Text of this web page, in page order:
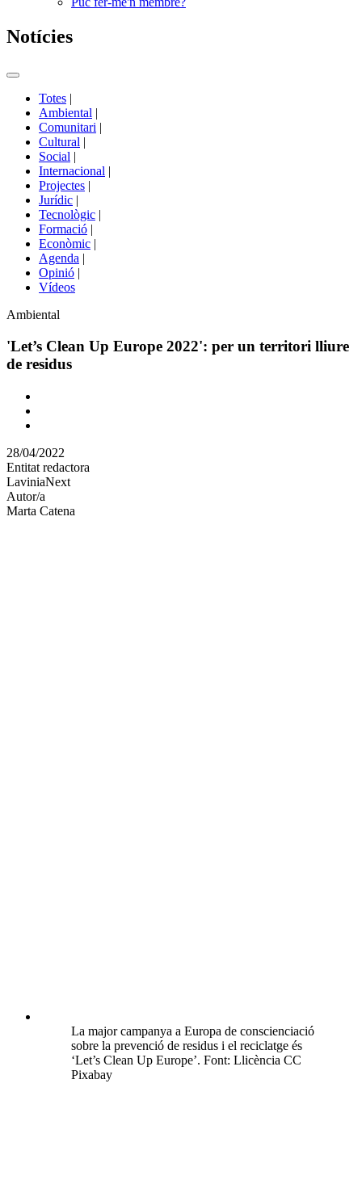
Notícies
Commutador
portals
Totes |
Ambiental |
Comunitari |
Cultural |
Social |
Internacional |
Projectes |
Jurídic |
Tecnològic |
Formació |
Econòmic |
Agenda |
Opinió |
Vídeos
Àmbit
la
notícia
Ambiental
'Let’s Clean Up Europe 2022': per un territori lliure
de residus
Comparteix
altres
xarxes
socials
28/04/2022
Entitat redactora
LaviniaNext
Autor/a
Marta Catena
La major campanya a Europa de conscienciació
sobre la prevenció de residus i el reciclatge és
‘Let’s Clean Up Europe’. Font: Llicència CC
Pixabay